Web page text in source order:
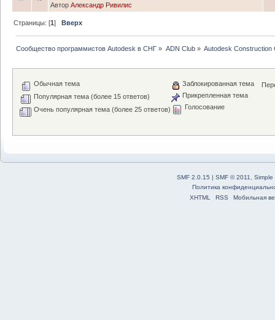
Автор Александр Ривилис
Страницы: [1]Вверх
Сообщество программистов Autodesk в СНГ » ADN Club» Autodesk Construction
Обычная тема
Популярная тема (более 15 ответов)
Очень популярная тема (более 25 ответов)
Заблокированная тема
Прикрепленная тема
Голосование
SMF 2.0.15 | SMF © 2011
Simple
Политика
XHTML
RSS Мобильная